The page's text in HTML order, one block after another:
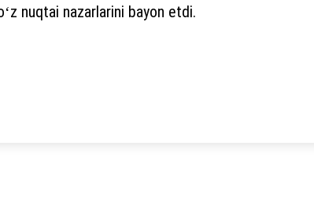
nuqtai nazarlarini bayon etdi.